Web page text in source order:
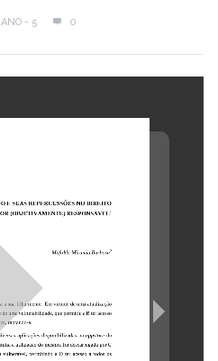
ANO - 5 0